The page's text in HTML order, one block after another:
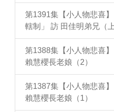
第1391集【小人物悲喜
轄制」 訪 田佳明弟兄（上
第1388集【小人物悲喜
賴慧櫻長老娘（2）
第1387集【小人物悲喜
賴慧櫻長老娘（1）